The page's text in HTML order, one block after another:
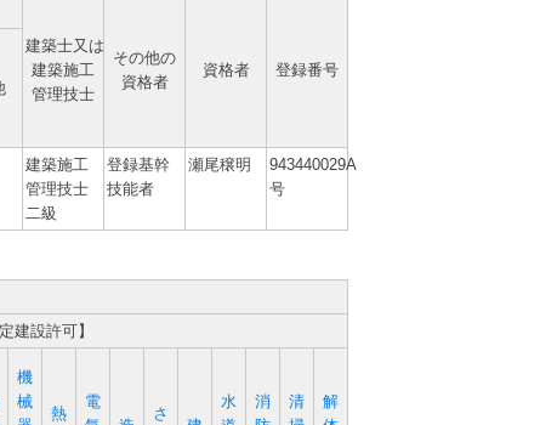
建築士又は
建築施工
管理技士
その他の
資格者
資格者 登録番号
建築施工
管理技士
二級
登録基幹
技能者
瀬尾穣明
943440029A
号
建設許可】
機
械
熱
電
さ
水
消
清
解